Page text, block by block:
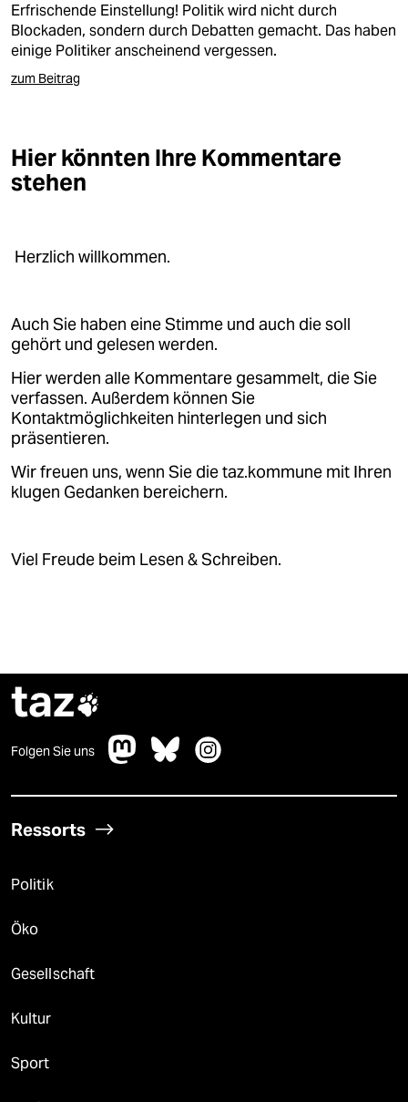
Erfrischende Einstellung! Politik wird nicht durch
Blockaden, sondern durch Debatten gemacht. Das haben
einige Politiker anscheinend vergessen.
zum Beitrag
Hier könnten Ihre Kommentare
stehen
Herzlich willkommen.
Auch Sie haben eine Stimme und auch die soll
gehört und gelesen werden.
Hier werden alle Kommentare gesammelt, die Sie
verfassen. Außerdem können Sie
Kontaktmöglichkeiten hinterlegen und sich
präsentieren.
Wir freuen uns, wenn Sie die taz.kommune mit Ihren
klugen Gedanken bereichern.
Viel Freude beim Lesen & Schreiben.
taz
Folgen Sie uns
Ressorts
Politik
Öko
Gesellschaft
Kultur
Sport